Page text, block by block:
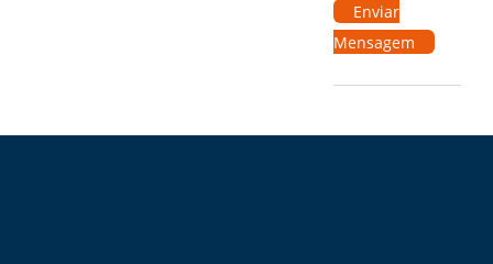
Enviar
Mensagem